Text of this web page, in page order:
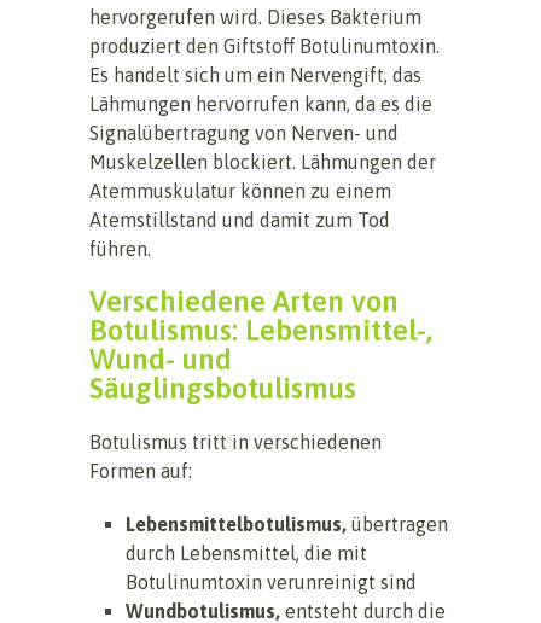
hervorgerufen wird. Dieses Bakterium
produziert den Giftstoff Botulinumtoxin.
Es handelt sich um ein Nervengift, das
Lähmungen hervorrufen kann, da es die
Signalübertragung von Nerven- und
Muskelzellen blockiert. Lähmungen der
Atemmuskulatur können zu einem
Atemstillstand und damit zum Tod
führen.
Verschiedene Arten von
Botulismus: Lebensmittel-,
Wund- und
Säuglingsbotulismus
Botulismus tritt in verschiedenen
Formen auf:
Lebensmittelbotulismus, übertragen
durch Lebensmittel, die mit
Botulinumtoxin verunreinigt sind
Wundbotulismus, entsteht durch die